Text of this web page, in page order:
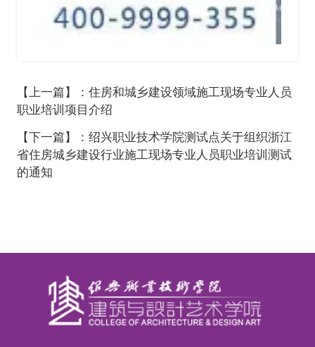
【上一篇】：住房和城乡建设领域施工现场专业人员
职业培训项目介绍
【下一篇】：绍兴职业技术学院测试点关于组织浙江
省住房城乡建设行业施工现场专业人员职业培训测试
的通知